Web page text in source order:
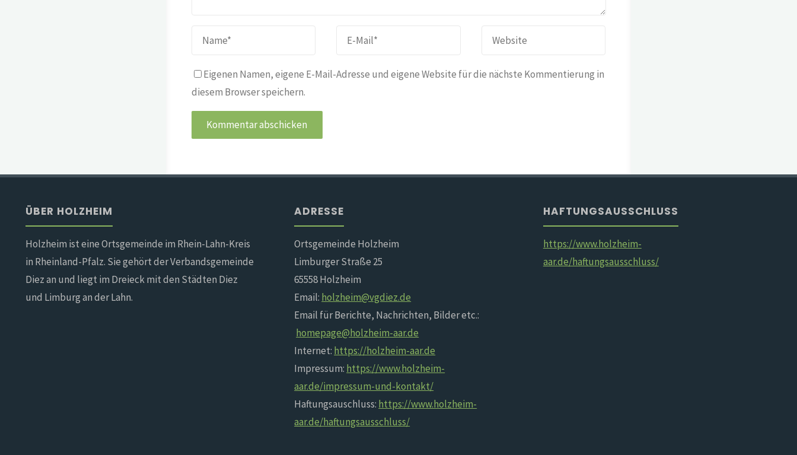
Eigenen Namen, eigene E-Mail-Adresse und eigene Website für die nächste Kommentierung in
diesem Browser speichern.
ÜBER HOLZHEIM
Holzheim ist eine Ortsgemeinde im Rhein-Lahn-Kreis
in Rheinland-Pfalz. Sie gehört der Verbandsgemeinde
Diez an und liegt im Dreieck mit den Städten Diez
und Limburg an der Lahn.
ADRESSE
Ortsgemeinde Holzheim
Limburger Straße 25
65558 Holzheim
Email: holzheim@vgdiez.de
Email für Berichte, Nachrichten, Bilder etc.:
homepage@holzheim-aar.de
Internet: https://holzheim-aar.de
Impressum: https://www.holzheim-
aar.de/impressum-und-kontakt/
Haftungsauschluss: https://www.holzheim-
aar.de/haftungsausschluss/
HAFTUNGSAUSSCHLUSS
https://www.holzheim-
aar.de/haftungsausschluss/